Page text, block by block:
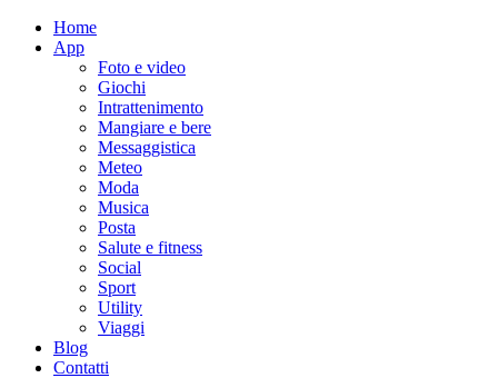
Home
App
Foto e video
Giochi
Intrattenimento
Mangiare e bere
Messaggistica
Meteo
Moda
Musica
Posta
Salute e fitness
Social
Sport
Utility
Viaggi
Blog
Contatti